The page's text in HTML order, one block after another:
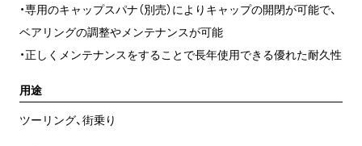
・専用のキャップスパナ（別売）によりキャップの開閉が可能で、
ベアリングの調整やメンテナンスが可能
・正しくメンテナンスをすることで長年使用できる優れた耐久性
用途
ツーリング、街乗り